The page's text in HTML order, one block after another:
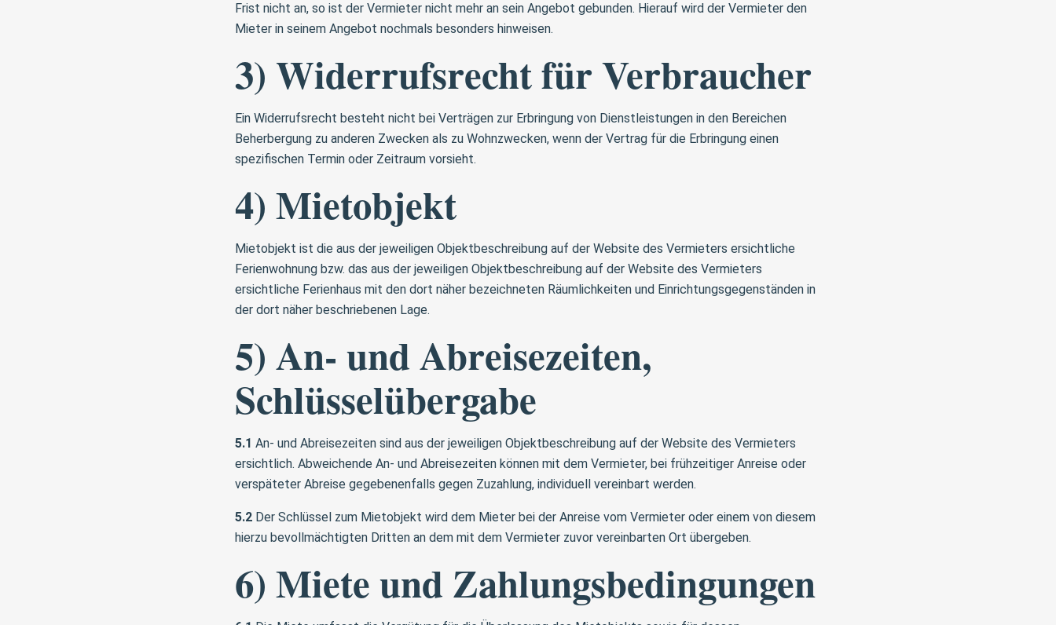
Frist nicht an, so ist der Vermieter nicht mehr an sein Angebot gebunden. Hierauf wird der Vermieter den
Mieter in seinem Angebot nochmals besonders hinweisen.
3) Widerrufsrecht für Verbraucher
Ein Widerrufsrecht besteht nicht bei Verträgen zur Erbringung von Dienstleistungen in den Bereichen
Beherbergung zu anderen Zwecken als zu Wohnzwecken, wenn der Vertrag für die Erbringung einen
spezifischen Termin oder Zeitraum vorsieht.
4) Mietobjekt
Mietobjekt ist die aus der jeweiligen Objektbeschreibung auf der Website des Vermieters ersichtliche
Ferienwohnung bzw. das aus der jeweiligen Objektbeschreibung auf der Website des Vermieters
ersichtliche Ferienhaus mit den dort näher bezeichneten Räumlichkeiten und Einrichtungsgegenständen in
der dort näher beschriebenen Lage.
5) An- und Abreisezeiten,
Schlüsselübergabe
5.1 An- und Abreisezeiten sind aus der jeweiligen Objektbeschreibung auf der Website des Vermieters
ersichtlich. Abweichende An- und Abreisezeiten können mit dem Vermieter, bei frühzeitiger Anreise oder
verspäteter Abreise gegebenenfalls gegen Zuzahlung, individuell vereinbart werden.
5.2Der Schlüssel zum Mietobjekt wird dem Mieter bei der Anreise vom Vermieter oder einem von diesem
hierzu bevollmächtigten Dritten an dem mit dem Vermieter zuvor vereinbarten Ort übergeben.
6) Miete und Zahlungsbedingungen